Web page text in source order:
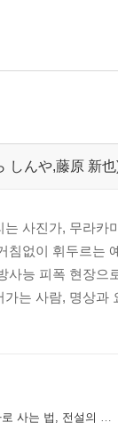
しんや,藤原 新
사진가, 무라카
침없이 휘두르는
사능 피폭 현장으
는 사람, 명상과
”- 『돌아보면 언제나 네가 있었다』